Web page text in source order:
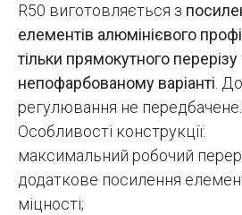
R50 виготовляється з
елементів алюмінієвого
тільки прямокутного перерізу
непофарбованому варіанті .
регулювання не передбачене.
Особливості конструкції:
максимальний робочий
додаткове посилення
міцності;